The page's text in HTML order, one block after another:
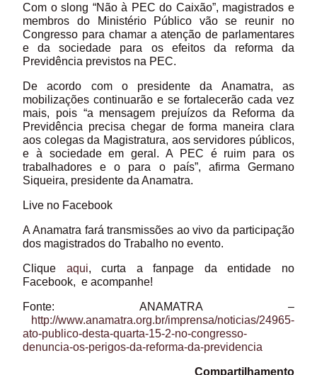
Com o slong “Não à PEC do Caixão”, magistrados e
membros do Ministério Público vão se reunir no
Congresso para chamar a atenção de parlamentares
e da sociedade para os efeitos da reforma da
Previdência previstos na PEC.
De acordo com o presidente da Anamatra, as
mobilizações continuarão e se fortalecerão cada vez
mais, pois “a mensagem prejuízos da Reforma da
Previdência precisa chegar de forma maneira clara
aos colegas da Magistratura, aos servidores públicos,
e à sociedade em geral. A PEC é ruim para os
trabalhadores e o para o país”, afirma Germano
Siqueira, presidente da Anamatra.
Live no Facebook
A Anamatra fará transmissões ao vivo da participação
dos magistrados do Trabalho no evento.
Clique aqui, curta a fanpage da entidade no
Facebook, e acompanhe!
Fonte: ANAMATRA –
http://www.anamatra.org.br/imprensa/noticias/24965-
ato-publico-desta-quarta-15-2-no-congresso-
denuncia-os-perigos-da-reforma-da-previdencia
Compartilhamento